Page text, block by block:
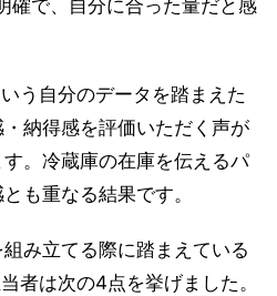
確で、自分に合った量だと感
う自分のデータを踏まえた
納得感を評価いただく声が
。冷蔵庫の在庫を伝えるパ
も重なる結果です。
み立てる際に踏まえている
者は次の4点を挙げました。